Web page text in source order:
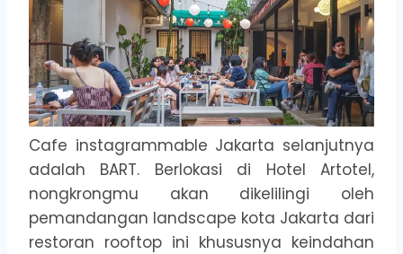
Cafe instagrammable Jakarta selanjutnya
adalah BART. Berlokasi di Hotel Artotel,
nongkrongmu akan dikelilingi oleh
pemandangan landscape kota Jakarta dari
restoran rooftop ini khususnya keindahan